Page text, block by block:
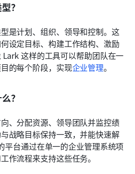
？
是计划、组织、领导和控制。这
设定目标、构建工作结构、激励
这样的工具可以帮助团队在一
的每个阶段，实现企业管理。
？
、分配资源、领导团队并监控绩
战略目标保持一致，并能快速解
平台通过在单一的企业管理系统项
作流程来支持这些任务。